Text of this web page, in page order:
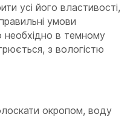
усі його властивості,
умови
необхідно в темному
з вологістю
окропом, воду